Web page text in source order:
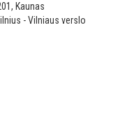
Kaunas
- Vilniaus verslo